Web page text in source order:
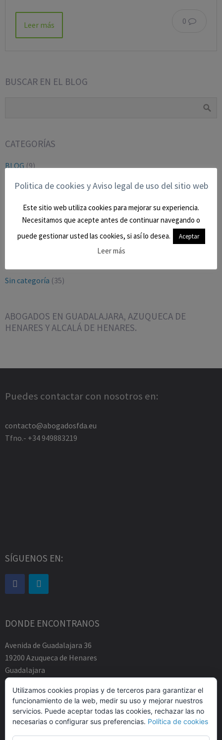
0
Leer más
BUSCAR EN EL BLOG
CATEGORÍAS
BLOG(9)
CIVIL(27)
LABORAL Y SEGURIDAD SOCIAL
(16)
Mercantil
Sin categoría (35)
ABOGADOS EN GUADALAJARA, AZUQUECA DE
HENARES Y ALCALÁ DE HENARES.
Puedes contactar con nosotros en:
contacto@abogadosfda.eu
Tfno.- +34 949883219
SÍGUENOS EN:
DONDE ENCONTRANOS
Avenida de Guadalajara 36
19200 Azuqueca de Henares
Guadalajara
Tfno.-+34 949883219
contacto@abogadosfda.eu
Mañanas de 10:00a 14:00
Tardes de 17:00 a 20:00
Politica de cookies y Aviso legal de uso del sitio web
Este sitio web utiliza cookies para mejorar su experiencia.
Necesitamos que acepte antes de continuar navegando o
puede gestionar usted las cookies, si así lo desea.
Aceptar
Leer más
Utilizamos cookies propias y de terceros para garantizar el
funcionamiento de la web, medir su uso y mejorar nuestros
servicios. Puede aceptar todas las cookies, rechazar las no
necesarias o configurar sus preferencias. Política de cookies